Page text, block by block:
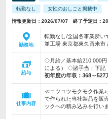
転勤なし 女性のおしごと掲載中
情報更新日：2026/07/07 終了予定日：
勤務地
転勤なし/全国各事業所い
並工場 東京都東久留米市
給与
◇月給／基本給210,000円
による） ◇諸手当：下記
初年度の年収： 368～527
仕事内容
≪コツコツモクモク作業
で作られた当社製品を販
ックへの積み込みを行い